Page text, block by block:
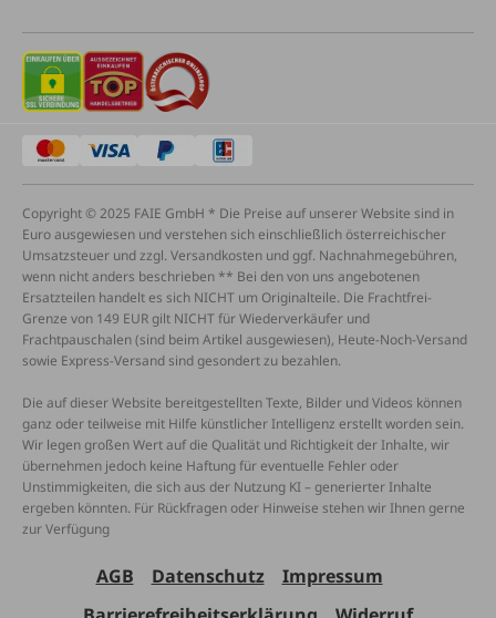
Copyright © 2025 FAIE GmbH * Die Preise auf unserer Website sind in
Euro ausgewiesen und verstehen sich einschließlich österreichischer
Umsatzsteuer und zzgl. Versandkosten und ggf. Nachnahmegebühren,
wenn nicht anders beschrieben ** Bei den von uns angebotenen
Ersatzteilen handelt es sich NICHT um Originalteile. Die Frachtfrei-
Grenze von 149 EUR gilt NICHT für Wiederverkäufer und
Frachtpauschalen (sind beim Artikel ausgewiesen), Heute-Noch-Versand
sowie Express-Versand sind gesondert zu bezahlen.
Die auf dieser Website bereitgestellten Texte, Bilder und Videos können
ganz oder teilweise mit Hilfe künstlicher Intelligenz erstellt worden sein.
Wir legen großen Wert auf die Qualität und Richtigkeit der Inhalte, wir
übernehmen jedoch keine Haftung für eventuelle Fehler oder
Unstimmigkeiten, die sich aus der Nutzung KI – generierter Inhalte
ergeben könnten. Für Rückfragen oder Hinweise stehen wir Ihnen gerne
zur Verfügung
AGB Datenschutz
Impressum